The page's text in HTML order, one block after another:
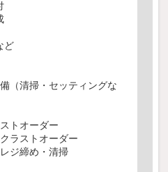
ど
（清掃・セッティングな
トオーダー
ラストオーダー
ジ締め・清掃